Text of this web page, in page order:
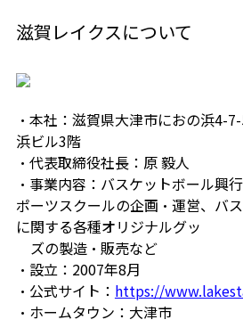
滋賀レイクスについて
・本社：滋賀県大津市におの浜4-
浜ビル3階
・代表取締役社長：原 毅人
・事業内容：バスケットボール興
ポーツスクールの企画・運営、バ
に関する各種オリジナルグッ
ズの製造・販売など
・設立：2007年8月
・公式サイト： https://
・ホームタウン：大津市